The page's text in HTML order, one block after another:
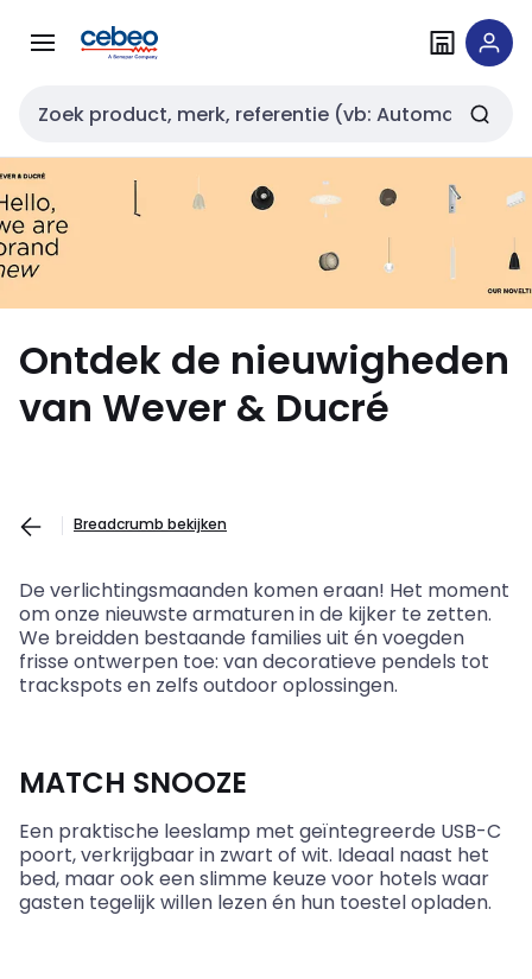
naar
naar
Zoekveld invoer
Ontdek de nieuwigheden
van Wever & Ducré
Breadcrumb bekijken
De verlichtingsmaanden komen eraan! Het moment
om onze nieuwste armaturen in de kijker te zetten.
We breidden bestaande families uit én voegden
frisse ontwerpen toe: van decoratieve pendels tot
trackspots en zelfs outdoor oplossingen.
MATCH SNOOZE
Een praktische leeslamp met geïntegreerde USB-C
poort, verkrijgbaar in zwart of wit. Ideaal naast het
bed, maar ook een slimme keuze voor hotels waar
gasten tegelijk willen lezen én hun toestel opladen.